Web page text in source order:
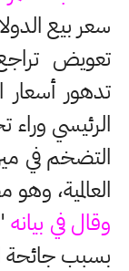
سعر بيع
تعويض
تدهور
الرئيسي
العالمية، وهو
وقال في بيانه
بسبب جائحة